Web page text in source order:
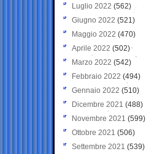
Luglio 2022 (562)
Giugno 2022 (521)
Maggio 2022 (470)
Aprile 2022 (502)
Marzo 2022 (542)
Febbraio 2022 (494)
Gennaio 2022 (510)
Dicembre 2021 (488)
Novembre 2021 (599)
Ottobre 2021 (506)
Settembre 2021 (539)